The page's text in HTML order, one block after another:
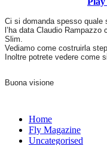
Ci si domanda spesso
l’ha data Claudio
Slim.
Vediamo come costruirla
Inoltre potrete vedere come
Buona visione
Home
Fly Magazine
Uncategorised